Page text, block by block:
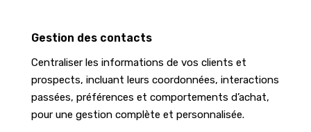
Gestion des contacts
Centraliser les informations de vos clients et
prospects, incluant leurs coordonnées, interactions
passées, préférences et comportements d’achat,
pour une gestion complète et personnalisée.